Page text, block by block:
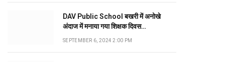
DAV Public School बखरी में अनोखे
अंदाज में मनाया गया शिक्षक दिवस…
SEPTEMBER 6, 2024 2:00 PM